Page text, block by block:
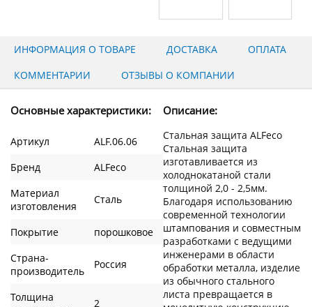
ИНФОРМАЦИЯ О ТОВАРЕ ДОСТАВКА
ОПЛАТА
КОММЕНТАРИИ
ОТЗЫВЫ О КОМПАНИИ
Основные характеристики:
Артикул
ALF.06.06
Бренд
ALFeco
Материал
изготовления
Сталь
Покрытие
порошковое
Страна-
производитель
Россия
Толщина
2
Описание:
Стальная защита ALFeco
Стальная защита
изготавливается из
холоднокатаной стали
толщиной 2,0 - 2,5мм.
Благодаря использованию
современной технологии
штампования и совместным
разработками с ведущими
инженерами в области
обработки металла, изделие
из обычного стального
листа превращается в